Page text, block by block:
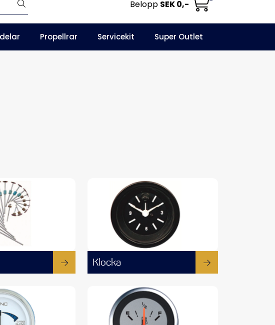
Informationscenter Favoriter Logga in
Belopp SEK 0,-
Propellrar Servicekit Super Outlet
Klocka